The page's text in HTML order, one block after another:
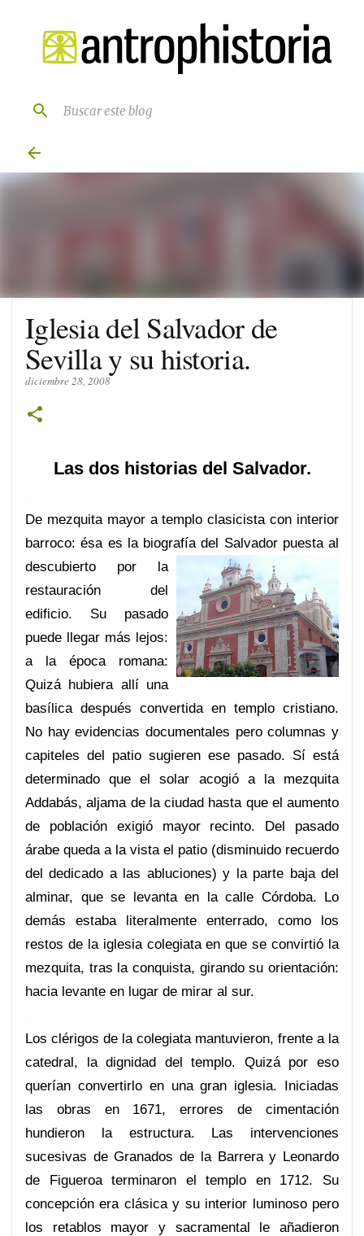
Ir al contenido principal
Iglesia del Salvador de
Sevilla y su historia.
diciembre 28, 2008
Las dos historias del Salvador.
.
De mezquita mayor a templo clasicista con interior
barroco: ésa es la biografía del Salvador puesta al
descubierto por la
restauración del
edificio. Su pasado
puede llegar más lejos:
a la época romana:
Quizá hubiera allí una
basílica después convertida en templo cristiano.
No hay evidencias documentales pero columnas y
capiteles del patio sugieren ese pasado. Sí está
determinado que el solar acogió a la mezquita
Addabás, aljama de la ciudad hasta que el aumento
de población exigió mayor recinto. Del pasado
árabe queda a la vista el patio (disminuido recuerdo
del dedicado a las abluciones) y la parte baja del
alminar, que se levanta en la calle Córdoba. Lo
demás estaba literalmente enterrado, como los
restos de la iglesia colegiata en que se convirtió la
mezquita, tras la conquista, girando su orientación:
hacia levante en lugar de mirar al sur.
.
Los clérigos de la colegiata mantuvieron, frente a la
catedral, la dignidad del templo. Quizá por eso
querían convertirlo en una gran iglesia. Iniciadas
las obras en 1671, errores de cimentación
hundieron la estructura. Las intervenciones
sucesivas de Granados de la Barrera y Leonardo
de Figueroa terminaron el templo en 1712. Su
concepción era clásica y su interior luminoso pero
los retablos mayor y sacramental le añadieron